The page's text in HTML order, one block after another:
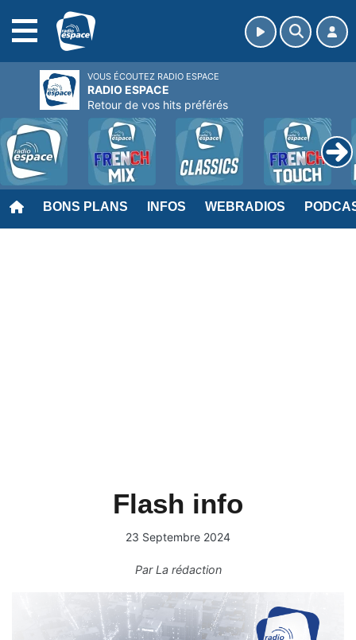
BONS PLANS INFOS WEBRADIOS
Flash info
23 Septembre 2024
ParLa rédaction
VOUS ÉCOUTEZ RADIO ESPACE
RADIO ESPACE
Retour de vos hits préférés